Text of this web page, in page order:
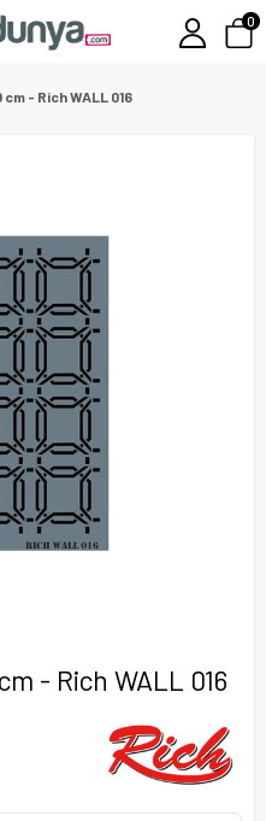
0
- Rich WALL 016
- Rich WALL 016